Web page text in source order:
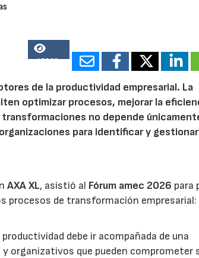
15838
de la productividad empresarial. La
optimizar procesos, mejorar la
no depende
para identificar y
AXA XL, asistió al Fórum amec 2026 para
procesos de transformación empresarial:
debe ir acompañada de una
organizativos que pueden comprometer